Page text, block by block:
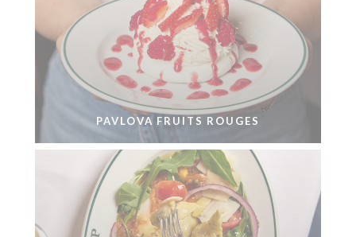
PAVLOVA FRUITS ROUGES